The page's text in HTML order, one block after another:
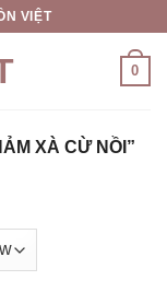
VIỆT
0
XÀ CỪ NỒI”